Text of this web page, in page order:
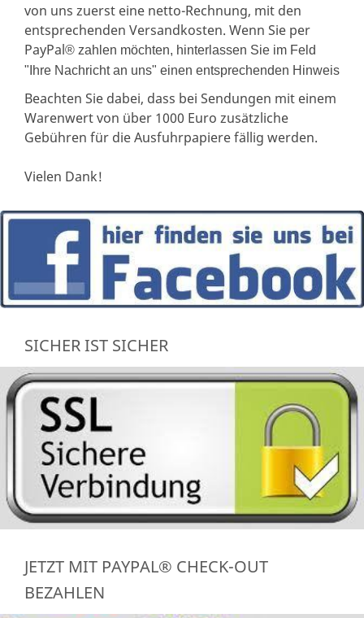
von uns zuerst eine netto-Rechnung, mit den
entsprechenden Versandkosten. Wenn Sie per
PayPal® zahlen möchten, hinterlassen Sie im Feld
"Ihre Nachricht an uns" einen entsprechenden Hinweis
Beachten Sie dabei, dass bei Sendungen mit einem
Warenwert von über 1000 Euro zusätzliche
Gebühren für die Ausfuhrpapiere fällig werden.
Vielen Dank!
SICHER IST SICHER
JETZT MIT PAYPAL® CHECK-OUT
BEZAHLEN